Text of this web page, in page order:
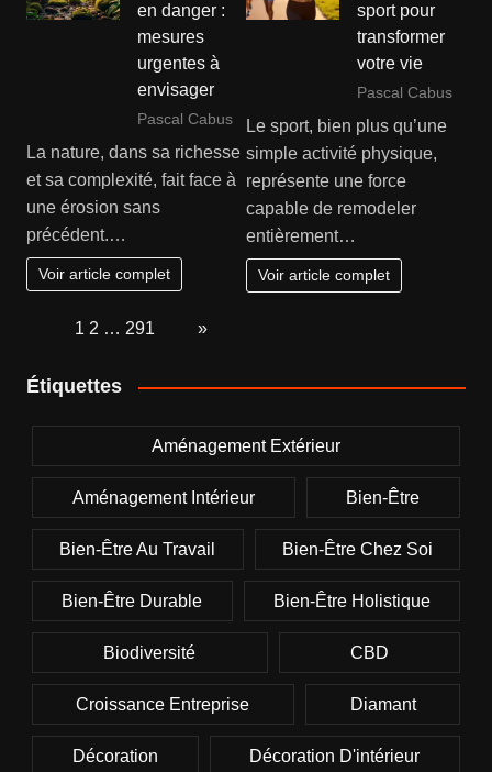
en danger :
mesures
urgentes à
envisager
Pascal Cabus
La nature, dans sa richesse
et sa complexité, fait face à
une érosion sans
précédent.…
Voir article complet
sport pour
transformer
votre vie
Pascal Cabus
Le sport, bien plus qu’une
simple activité physique,
représente une force
capable de remodeler
entièrement…
Voir article complet
1 2 … 291 »
Étiquettes
Aménagement Extérieur
Aménagement Intérieur Bien-Être
Bien-Être Au Travail Bien-Être Chez Soi
Bien-Être Durable Bien-Être Holistique
Biodiversité CBD
Croissance Entreprise Diamant
Décoration Décoration D'intérieur